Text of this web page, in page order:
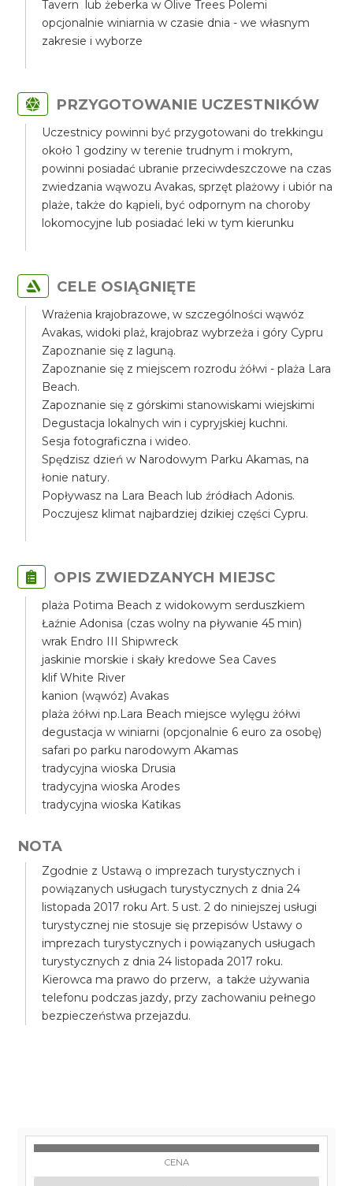
Tavern lub żeberka w Olive Trees Polemi
opcjonalnie winiarnia w czasie dnia - we własnym
zakresie i wyborze
PRZYGOTOWANIE UCZESTNIKÓW
Uczestnicy powinni być przygotowani do trekkingu
około 1 godziny w terenie trudnym i mokrym,
powinni posiadać ubranie przeciwdeszczowe na czas
zwiedzania wąwozu Avakas, sprzęt plażowy i ubiór na
plaże, także do kąpieli, być odpornym na choroby
lokomocyjne lub posiadać leki w tym kierunku
CELE OSIĄGNIĘTE
Wrażenia krajobrazowe, w szczególności wąwóz
Avakas, widoki plaż, krajobraz wybrzeża i góry Cypru
Zapoznanie się z laguną.
Zapoznanie się z miejscem rozrodu żółwi - plaża Lara
Beach.
Zapoznanie się z górskimi stanowiskami wiejskimi
Degustacja lokalnych win i cypryjskiej kuchni.
Sesja fotograficzna i wideo.
Spędzisz dzień w Narodowym Parku Akamas, na
łonie natury.
Popływasz na Lara Beach lub źródłach Adonis.
Poczujesz klimat najbardziej dzikiej części Cypru.
OPIS ZWIEDZANYCH MIEJSC
plaża Potima Beach z widokowym serduszkiem
Łaźnie Adonisa (czas wolny na pływanie 45 min)
wrak Endro III Shipwreck
jaskinie morskie i skały kredowe Sea Caves
klif White River
kanion (wąwóz) Avakas
plaża żółwi np.Lara Beach miejsce wylęgu żółwi
degustacja w winiarni (opcjonalnie 6 euro za osobę)
safari po parku narodowym Akamas
tradycyjna wioska Drusia
tradycyjna wioska Arodes
tradycyjna wioska Katikas
NOTA
Zgodnie z Ustawą o imprezach turystycznych i
powiązanych usługach turystycznych z dnia 24
listopada 2017 roku Art. 5 ust. 2 do niniejszej usługi
turystycznej nie stosuje się przepisów Ustawy o
imprezach turystycznych i powiązanych usługach
turystycznych z dnia 24 listopada 2017 roku.
Kierowca ma prawo do przerw, a także używania
telefonu podczas jazdy, przy zachowaniu pełnego
bezpieczeństwa przejazdu.
CENA